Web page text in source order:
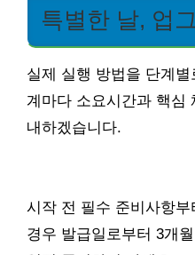
특별한 날, 업
실제 실행 방법을 단계
계마다 소요시간과 핵심
내하겠습니다.
시작 전 필수 준비사항
경우 발급일로부터 3개